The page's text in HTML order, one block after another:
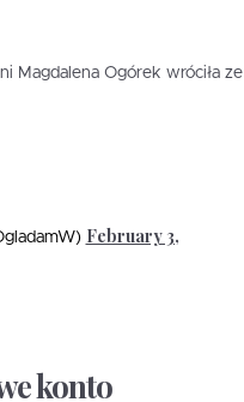
Magdalena Ogórek wróciła ze
February 3,
konto